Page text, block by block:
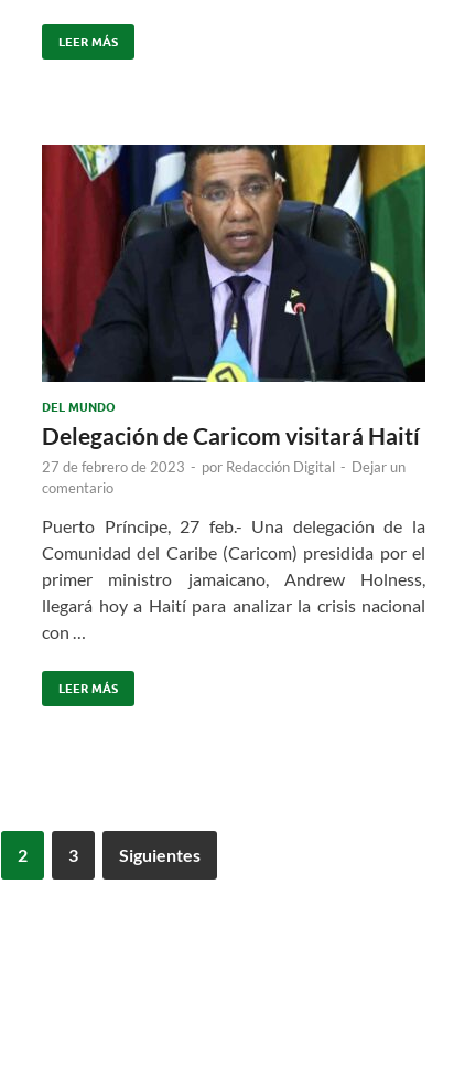
LEER MÁS
DEL MUNDO
Delegación de Caricom visitará Haití
27 de febrero de 2023 - por Redacción Digital - Dejar un
comentario
Puerto Príncipe, 27 feb.- Una delegación de la
Comunidad del Caribe (Caricom) presidida por el
primer ministro jamaicano, Andrew Holness,
llegará hoy a Haití para analizar la crisis nacional
con …
LEER MÁS
2 3 Siguientes